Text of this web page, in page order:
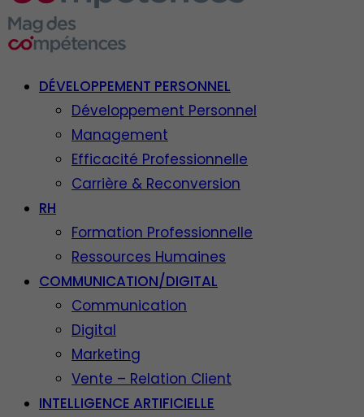
DÉVELOPPEMENT PERSONNEL
Développement Personnel
Management
Efficacité Professionnelle
Carrière & Reconversion
RH
Formation Professionnelle
Ressources Humaines
COMMUNICATION/DIGITAL
Communication
Digital
Marketing
Vente – Relation Client
INTELLIGENCE ARTIFICIELLE